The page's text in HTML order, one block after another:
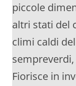
piccole
altri stati del
climi caldi
Fiorisce in